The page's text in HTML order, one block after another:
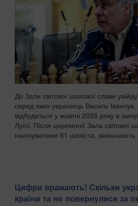
До Зали світової шахової слави
серед яких українець Василь
відбудеться у жовтні 2026 року в
Луїсі. Після церемонії Зала світової
налічуватиме 61 шахіста, зазначають ...
Цифри вражають! Скільки
країни та не повернулися за